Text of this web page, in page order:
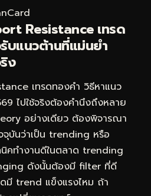
Resistance เทรด
บแนวต้านที่แม่นยำ
ง
เทรดทองคำ วิธีหาแนว
ไปใช้จริงต้องคำนึงถึงหลาย
อย่างเดียว ต้องพิจารณา
บันว่าเป็น trending หรือ
นิคทำงานดีในตลาด trending
ดังนั้นต้องมี filter ที่ดี
มี trend แข็งแรงไหม ถ้า